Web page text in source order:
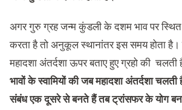
अगर गुरु ग्रह जन्म कुंडली के दशम भाव पर स्थित
करता है तो अनुकूल स्थानांतर इस समय होता
महादशा अंतर्दशा ऊपर बताए हुए ग्रहो की चलती
भावों के स्वामियों की जब महादशा अंतर्दशा
संबंध एक दूसरे से बनते हैं तब ट्रांसफर के योग